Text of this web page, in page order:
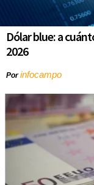
Dólar blue: a
2026
Porinfocampo